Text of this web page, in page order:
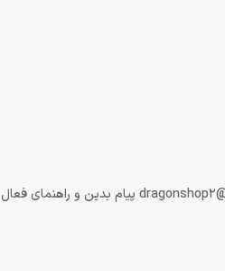
پس از خرید این محصول جهت دریافت و فعال سازی ابتدا باید به پشتیبانی تلگرام واحد گیفت کارت و آیتم ها به آی دی @dragonshop2 پیام بدین و راهنمای فعال